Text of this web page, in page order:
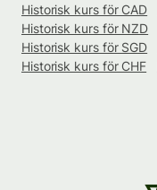
Historisk kurs för CAD
Historisk kurs för NZD
Historisk kurs för SGD
Historisk kurs för CHF